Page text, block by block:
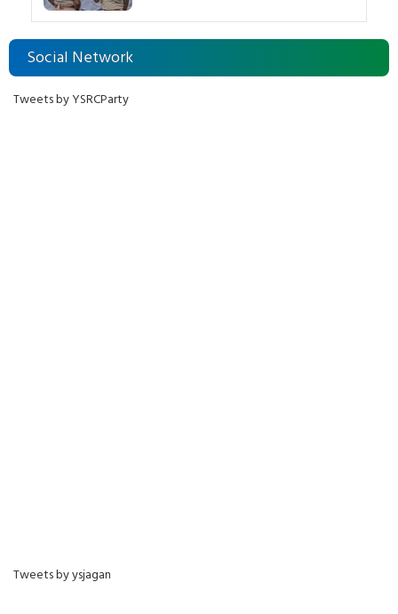
Social Network
Tweets by YSRCParty
Tweets by ysjagan